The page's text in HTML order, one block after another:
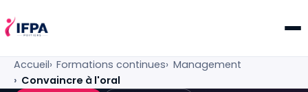
IFPA Poitiers — Centre de formation professionnelle
Accueil Formations continues Management
Convaincre à l'oral